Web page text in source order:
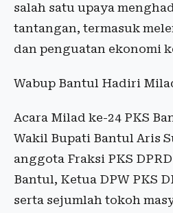
salah satu upaya
tantangan, termasuk
dan penguatan ekonomi
Wabup Bantul Hadiri
Acara Milad ke-24 PKS
Wakil Bupati Bantul Aris
anggota Fraksi PKS
Bantul, Ketua DPW PKS
serta sejumlah tokoh